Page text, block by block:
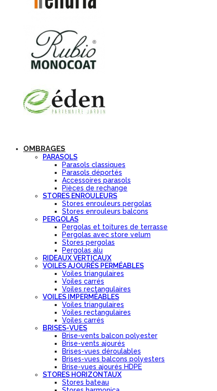
OMBRAGES
PARASOLS
Parasols classiques
Parasols déportés
Accessoires parasols
Pièces de rechange
STORES ENROULEURS
Stores enrouleurs pergolas
Stores enrouleurs balcons
PERGOLAS
Pergolas et toitures de terrasse
Pergolas avec store velum
Stores pergolas
Pergolas alu
RIDEAUX VERTICAUX
VOILES AJOURÉS PERMÉABLES
Voiles triangulaires
Voiles carrés
Voiles rectangulaires
VOILES IMPERMÉABLES
Voiles triangulaires
Voiles rectangulaires
Voiles carrés
BRISES-VUES
Brise-vents balcon polyester
Brise-vents ajourés
Brises-vues déroulables
Brises-vues balcons polyesters
Brise-vues ajourés HDPE
STORES HORIZONTAUX
Stores bateau